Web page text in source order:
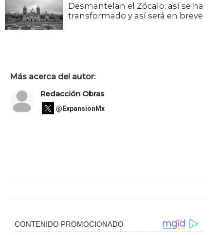
Desmantelan el Zócalo; así se ha
transformado y así será en breve
Más acerca del autor:
Redacción Obras
@ExpansionMx